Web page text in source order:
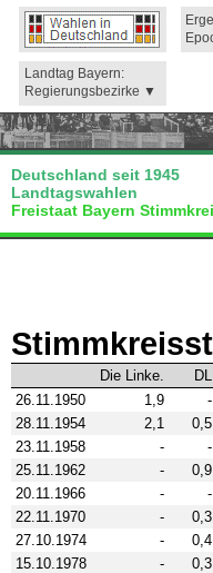
Landtag Bayern:
Regierungsbezirke
Deutschland seit 1945
Landtagswahlen
Freistaat Bayern
Die Linke. DL
26.11.1950
1,9 -
28.11.1954
2,1 0,5
23.11.1958
- -
25.11.1962
- 0,9
20.11.1966
- -
22.11.1970
- 0,3
27.10.1974
- 0,4
15.10.1978
- 0,3